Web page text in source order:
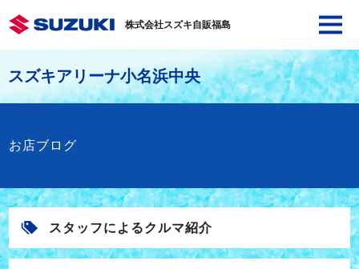
株式会社スズキ自販福島
スズキアリーナ小名浜中央
お店ブログ
スタッフによるクルマ紹介